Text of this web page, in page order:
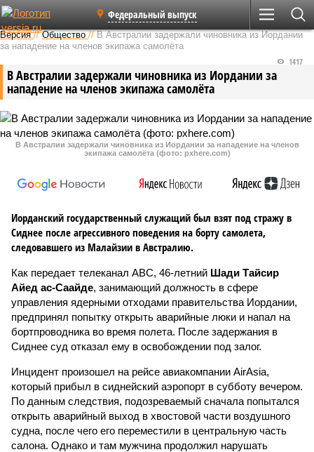
Федеральный выпуск
Версия //Общество //В Австралии задержали чиновника из Иордании
за нападение на членов экипажа самолёта
В Австралии задержали чиновника из Иордании за
нападение на членов экипажа самолёта
1417
В Австралии задержали чиновника из Иордании за нападение на членов
экипажа самолёта (фото: pxhere.com)
Иорданский государственный служащий был взят под стражу в
Сиднее после агрессивного поведения на борту самолета,
следовавшего из Малайзии в Австралию.
Как передает телеканал ABC, 46-летний Шади Тайсир
Айед ас-Саайде, занимающий должность в сфере
управления ядерными отходами правительства Иордании,
предпринял попытку открыть аварийные люки и напал на
бортпроводника во время полета. После задержания в
Сиднее суд отказал ему в освобождении под залог.
Инцидент произошел на рейсе авиакомпании AirAsia,
который прибыл в сиднейский аэропорт в субботу вечером.
По данным следствия, подозреваемый сначала попытался
открыть аварийный выход в хвостовой части воздушного
судна, после чего его переместили в центральную часть
салона. Однако и там мужчина продолжил нарушать